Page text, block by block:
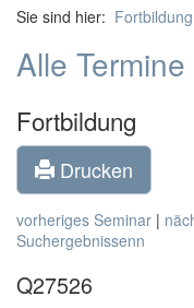
Sie sind hier: Fortbildung
Alle Termine
Fortbildung
Drucken
vorheriges Seminar |
Suchergebnissenn
Q27526